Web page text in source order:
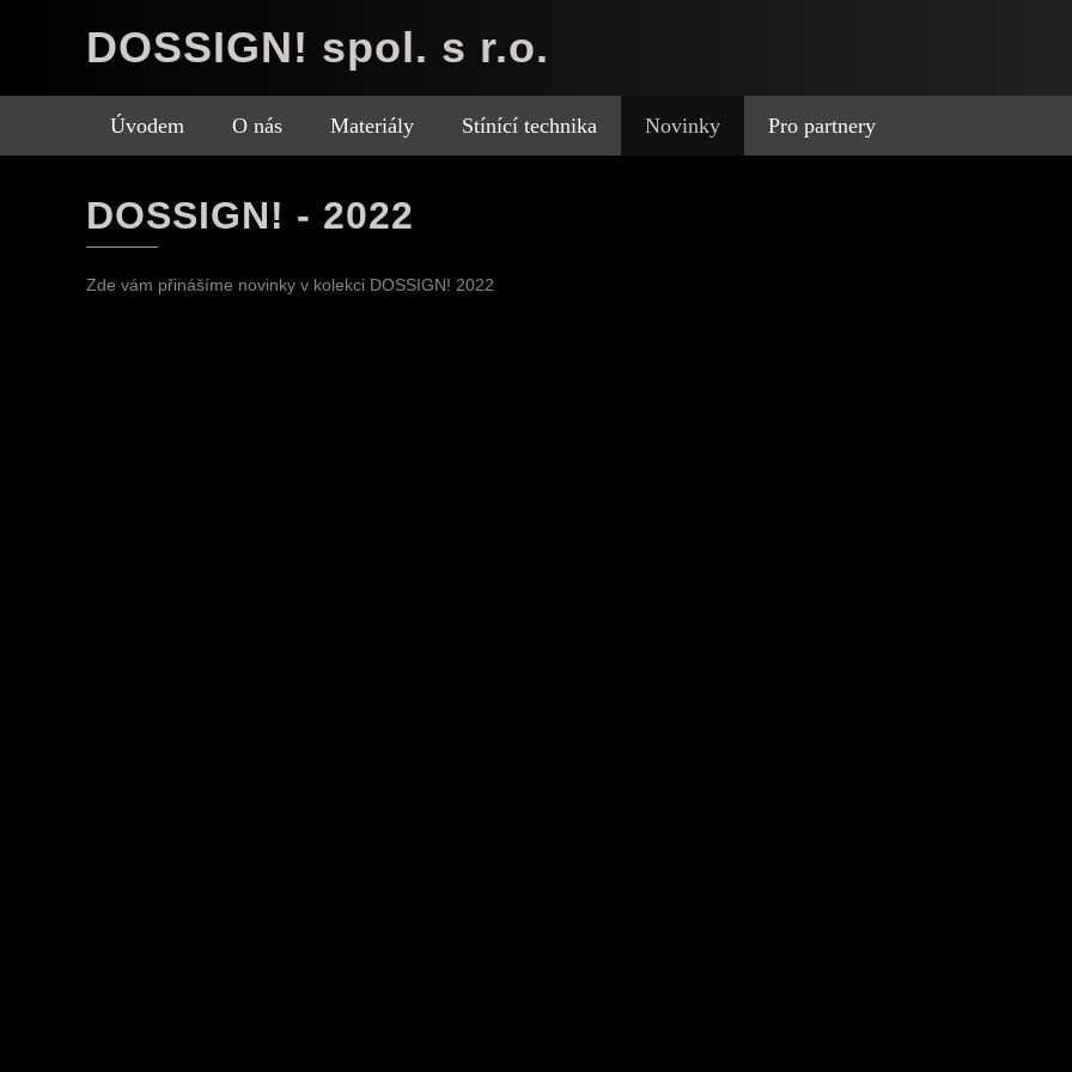
DOSSIGN! spol. s r.o.
Úvodem O nás Materiály Stínící technika Novinky Pro partnery
DOSSIGN! - 2022
Zde vám přinášíme novinky v kolekci DOSSIGN! 2022